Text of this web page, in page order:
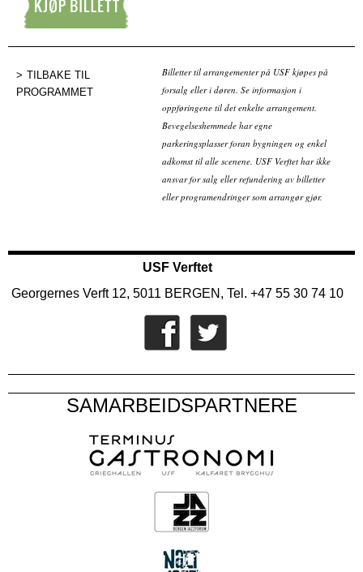
TILBAKE TIL
PROGRAMMET
Billetter til arrangementer på USF kjøpes på
forsalg eller i døren. Se informasjon i
oppføringene til det enkelte arrangement.
Bevegelseshemmede har egne
parkeringsplasser foran bygningen og enkel
adkomst til alle scenene. USF Verftet har ikke
ansvar for salg eller refundering av billetter
eller programendringer som arrangør gjør.
USF Verftet
Georgernes Verft 12, 5011 BERGEN, Tel. +47 55 30 74 10
SAMARBEIDSPARTNERE